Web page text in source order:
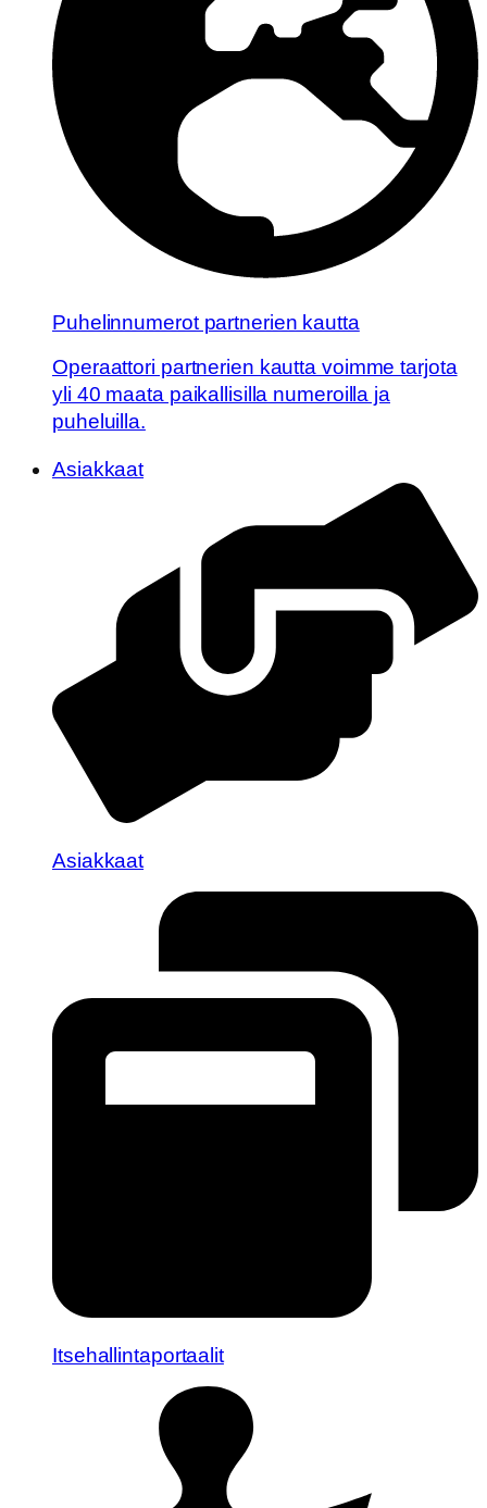
Puhelinnumerot partnerien kautta
Operaattori partnerien kautta voimme tarjota
yli 40 maata paikallisilla numeroilla ja
puheluilla.
Asiakkaat
Asiakkaat
Itsehallintaportaalit